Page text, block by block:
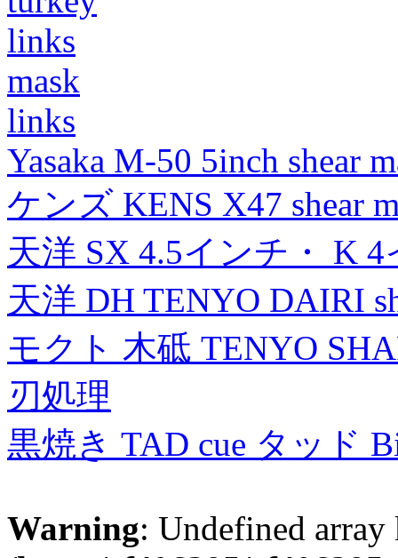
links
mask
links
Yasaka M-50 5inch shear
ケンズ KENS X47 shear
天洋 SX 4.5インチ・ K
天洋 DH TENYO DAIRI
モクト 木砥 TENYO
刃処理
黒焼き TAD cue タッド
Warning: Undefined